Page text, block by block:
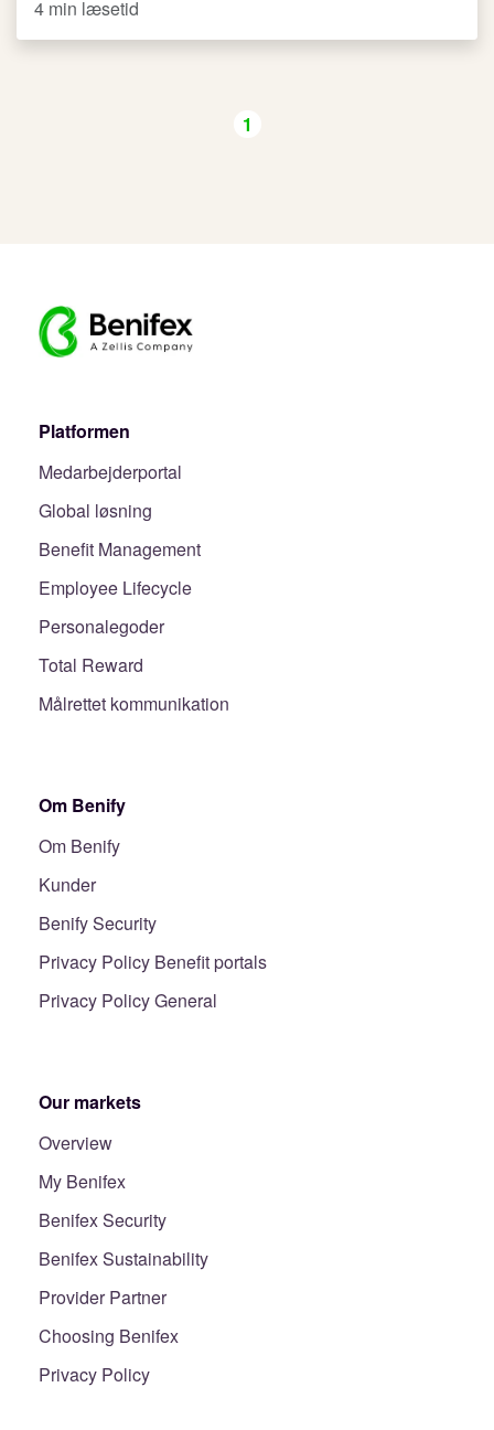
4 min læsetid
1
Platformen
Medarbejderportal
Global løsning
Benefit Management
Employee Lifecycle
Personalegoder
Total Reward
Målrettet kommunikation
Om Benify
Om Benify
Kunder
Benify Security
Privacy Policy Benefit portals
Privacy Policy General
Our markets
Overview
My Benifex
Benifex Security
Benifex Sustainability
Provider Partner
Choosing Benifex
Privacy Policy